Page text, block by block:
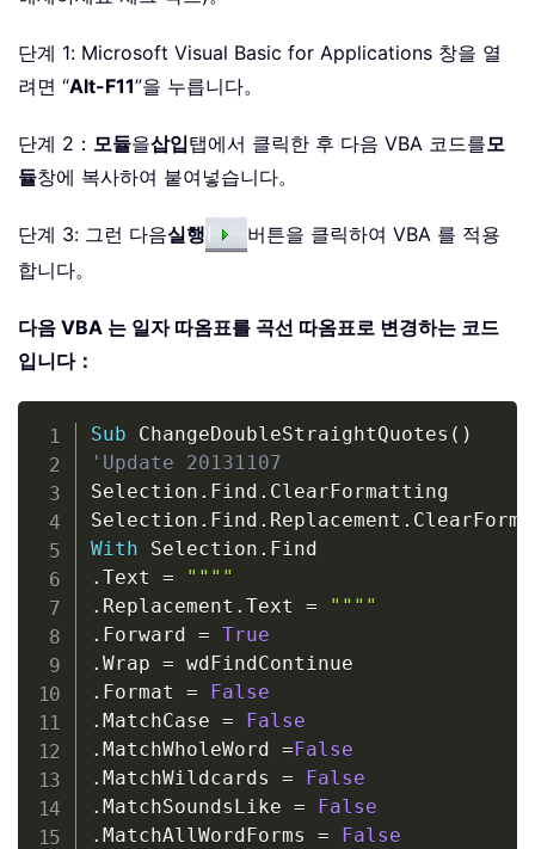
단계 1: Microsoft Visual Basic for Applications 창을 열
려면 “Alt-F11”을 누릅니다。
단계 2： 모듈을삽입탭에서 클릭한 후 다음 VBA 코드를모
듈창에 복사하여 붙여넣습니다。
단계 3: 그런 다음실행
버튼을 클릭하여 VBA 를 적용
합니다。
다음 VBA 는 일자 따옴표를 곡선 따옴표로 변경하는 코드
입니다：
Sub ChangeDoubleStraightQuotes ( )
'Update 20131107
Selection . Find . ClearFormatting
Selection . Find . Replacement .
With Selection .
. Text =
""""
. Replacement . Text =
""""
. Forward = True
. Wrap =
. Format =
False
. MatchCase =
False
. MatchWholeWord =False
. MatchWildcards =
False
. MatchSoundsLike =
False
. MatchAllWordForms =
False
Copy